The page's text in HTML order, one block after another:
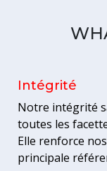
Intégrité
Notre intégrité
toutes les
Elle renforce
principale